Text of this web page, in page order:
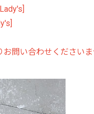
問い合わせくださいま